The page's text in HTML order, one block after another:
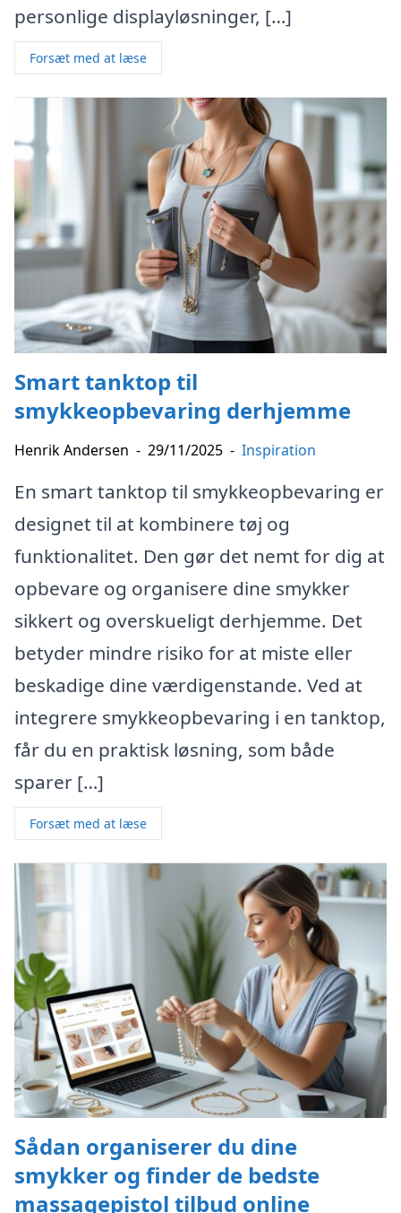
personlige displayløsninger, […]
Forsæt med at læse
Smart tanktop til
smykkeopbevaring derhjemme
Henrik Andersen - 29/11/2025 - Inspiration
En smart tanktop til smykkeopbevaring er
designet til at kombinere tøj og
funktionalitet. Den gør det nemt for dig at
opbevare og organisere dine smykker
sikkert og overskueligt derhjemme. Det
betyder mindre risiko for at miste eller
beskadige dine værdigenstande. Ved at
integrere smykkeopbevaring i en tanktop,
får du en praktisk løsning, som både
sparer […]
Forsæt med at læse
Sådan organiserer du dine
smykker og finder de bedste
massagepistol tilbud online